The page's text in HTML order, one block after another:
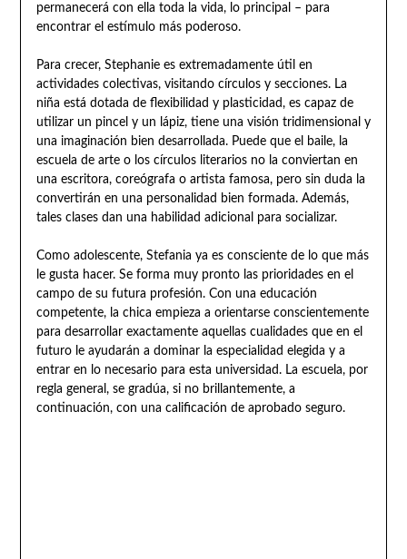
permanecerá con ella toda la vida, lo principal – para
encontrar el estímulo más poderoso.
Para crecer, Stephanie es extremadamente útil en
actividades colectivas, visitando círculos y secciones. La
niña está dotada de flexibilidad y plasticidad, es capaz de
utilizar un pincel y un lápiz, tiene una visión tridimensional y
una imaginación bien desarrollada. Puede que el baile, la
escuela de arte o los círculos literarios no la conviertan en
una escritora, coreógrafa o artista famosa, pero sin duda la
convertirán en una personalidad bien formada. Además,
tales clases dan una habilidad adicional para socializar.
Como adolescente, Stefania ya es consciente de lo que más
le gusta hacer. Se forma muy pronto las prioridades en el
campo de su futura profesión. Con una educación
competente, la chica empieza a orientarse conscientemente
para desarrollar exactamente aquellas cualidades que en el
futuro le ayudarán a dominar la especialidad elegida y a
entrar en lo necesario para esta universidad. La escuela, por
regla general, se gradúa, si no brillantemente, a
continuación, con una calificación de aprobado seguro.